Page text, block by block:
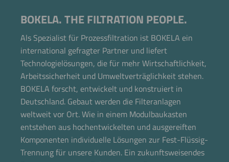
BOKELA. THE FILTRATION PEOPLE.
Als Spezialist für Prozessfiltration ist BOKELA ein
international gefragter Partner und liefert
Technologielösungen, die für mehr Wirtschaftlichkeit,
Arbeitssicherheit und Umweltverträglichkeit stehen.
BOKELA forscht, entwickelt und konstruiert in
Deutschland. Gebaut werden die Filteranlagen
weltweit vor Ort. Wie in einem Modulbaukasten
entstehen aus hochentwickelten und ausgereiften
Komponenten individuelle Lösungen zur Fest-Flüssig-
Trennung für unsere Kunden. Ein zukunftsweisendes